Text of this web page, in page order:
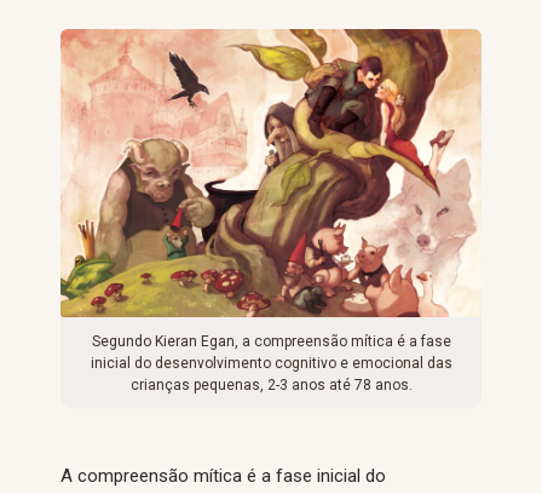
Segundo Kieran Egan, a compreensão mítica é a fase
inicial do desenvolvimento cognitivo e emocional das
crianças pequenas, 2-3 anos até 78 anos.
A compreensão mítica é a fase inicial do